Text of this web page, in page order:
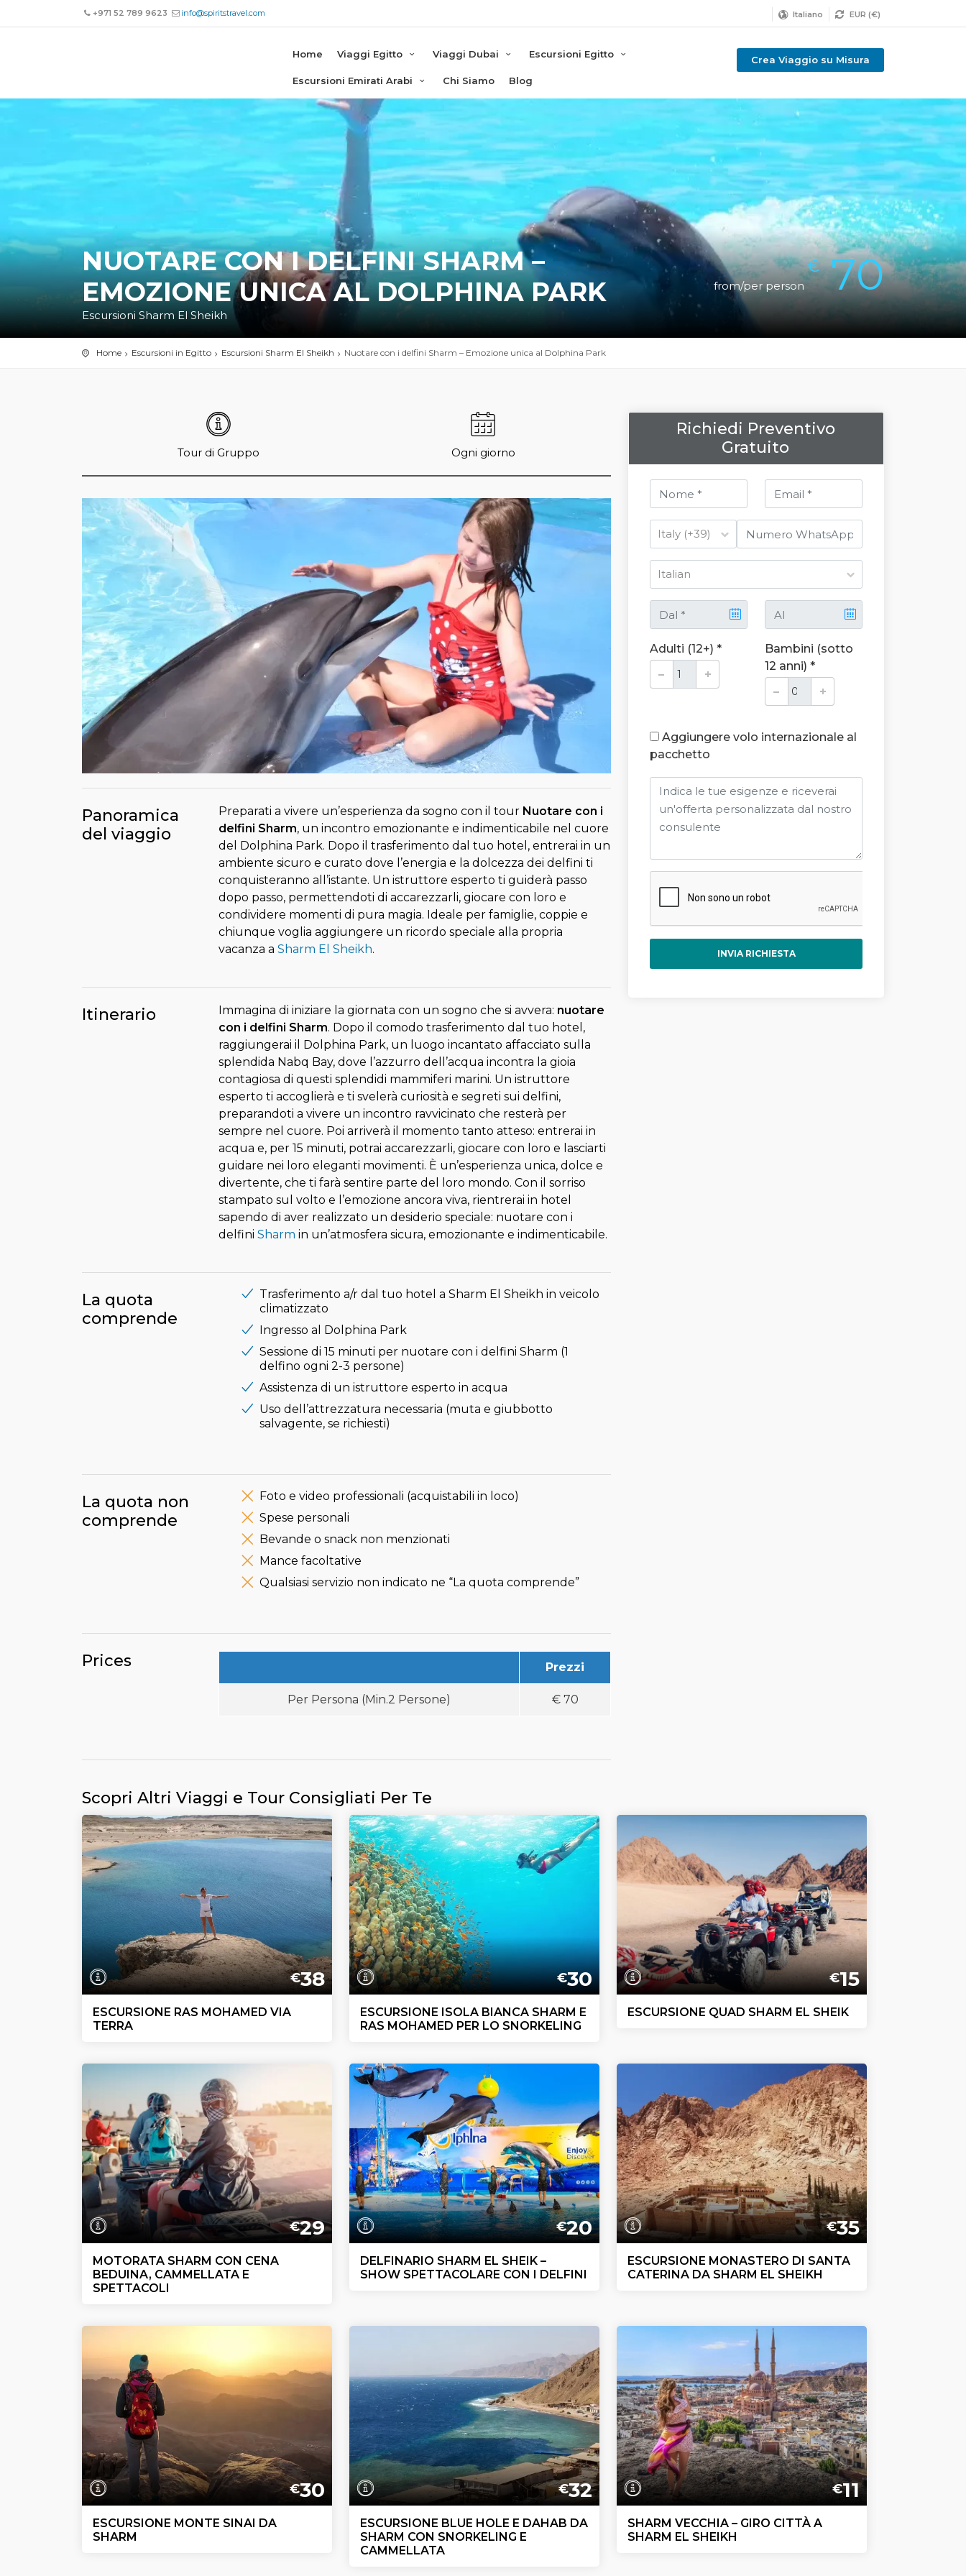
+971 52 789 9623 info@spiritstravel.com Italiano EUR (€)
Home Viaggi Egitto Viaggi Dubai Escursioni Egitto
Escursioni Emirati Arabi Chi Siamo Blog
Crea Viaggio su Misura
NUOTARE CON I DELFINI SHARM –
EMOZIONE UNICA AL DOLPHINA PARK
Escursioni Sharm El Sheikh
from/per person
€ 70
Home Escursioni in Egitto Escursioni Sharm El Sheikh Nuotare con i delfini Sharm – Emozione unica al Dolphina Park
Tour di Gruppo Ogni giorno
Panoramica
del viaggio
Preparati a vivere un’esperienza da sogno con il tour Nuotare con i
delfini Sharm, un incontro emozionante e indimenticabile nel cuore
del Dolphina Park. Dopo il trasferimento dal tuo hotel, entrerai in un
ambiente sicuro e curato dove l’energia e la dolcezza dei delfini ti
conquisteranno all’istante. Un istruttore esperto ti guiderà passo
dopo passo, permettendoti di accarezzarli, giocare con loro e
condividere momenti di pura magia. Ideale per famiglie, coppie e
chiunque voglia aggiungere un ricordo speciale alla propria
vacanza a Sharm El Sheikh.
Itinerario Immagina di iniziare la giornata con un sogno che si avvera: nuotare
con i delfini Sharm. Dopo il comodo trasferimento dal tuo hotel,
raggiungerai il Dolphina Park, un luogo incantato affacciato sulla
splendida Nabq Bay, dove l’azzurro dell’acqua incontra la gioia
contagiosa di questi splendidi mammiferi marini. Un istruttore
esperto ti accoglierà e ti svelerà curiosità e segreti sui delfini,
preparandoti a vivere un incontro ravvicinato che resterà per
sempre nel cuore. Poi arriverà il momento tanto atteso: entrerai in
acqua e, per 15 minuti, potrai accarezzarli, giocare con loro e lasciarti
guidare nei loro eleganti movimenti. È un’esperienza unica, dolce e
divertente, che ti farà sentire parte del loro mondo. Con il sorriso
stampato sul volto e l’emozione ancora viva, rientrerai in hotel
sapendo di aver realizzato un desiderio speciale: nuotare con i
delfini Sharm in un’atmosfera sicura, emozionante e indimenticabile.
La quota
comprende
Trasferimento a/r dal tuo hotel a Sharm El Sheikh in veicolo
climatizzato
Ingresso al Dolphina Park
Sessione di 15 minuti per nuotare con i delfini Sharm (1
delfino ogni 2-3 persone)
Assistenza di un istruttore esperto in acqua
Uso dell’attrezzatura necessaria (muta e giubbotto
salvagente, se richiesti)
La quota non
comprende
Foto e video professionali (acquistabili in loco)
Spese personali
Bevande o snack non menzionati
Mance facoltative
Qualsiasi servizio non indicato ne “La quota comprende”
Prices Prezzi
Per Persona (Min.2 Persone) € 70
Richiedi Preventivo
Gratuito
Adulti (12+) *
Bambini (sotto
12 anni) *
Aggiungere volo internazionale al
pacchetto
INVIA RICHIESTA
Scopri Altri Viaggi e Tour Consigliati Per Te
€38
ESCURSIONE RAS MOHAMED VIA
TERRA
€30
ESCURSIONE ISOLA BIANCA SHARM E
RAS MOHAMED PER LO SNORKELING
€15
ESCURSIONE QUAD SHARM EL SHEIK
€29
MOTORATA SHARM CON CENA
BEDUINA, CAMMELLATA E
SPETTACOLI
€20
DELFINARIO SHARM EL SHEIK –
SHOW SPETTACOLARE CON I DELFINI
€35
ESCURSIONE MONASTERO DI SANTA
CATERINA DA SHARM EL SHEIKH
€30
ESCURSIONE MONTE SINAI DA
SHARM
€32
ESCURSIONE BLUE HOLE E DAHAB DA
SHARM CON SNORKELING E
CAMMELLATA
€11
SHARM VECCHIA – GIRO CITTÀ A
SHARM EL SHEIKH